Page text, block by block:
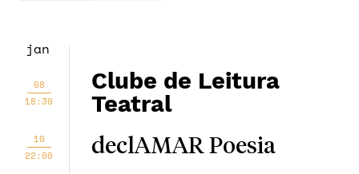
jan
08
18:30
Clube de Leitura
Teatral
10
22:00
declAMAR Poesia